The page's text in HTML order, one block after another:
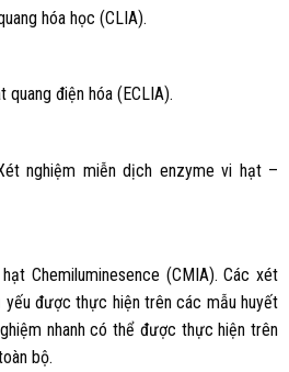
hóa học (CLIA).
điện hóa (ECLIA).
nghiệm miễn dịch enzyme vi hạt –
Chemiluminesence (CMIA). Các xét
yếu được thực hiện trên các mẫu huyết
nhanh có thể được thực hiện trên
bộ.